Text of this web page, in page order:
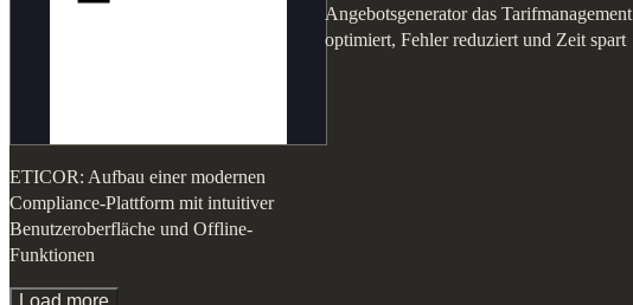
ETICOR: Aufbau einer modernen
Compliance-Plattform mit intuitiver
Benutzeroberfläche und Offline-
Funktionen
Angebotsgenerator das Tarifmanagement
optimiert, Fehler reduziert und Zeit spart